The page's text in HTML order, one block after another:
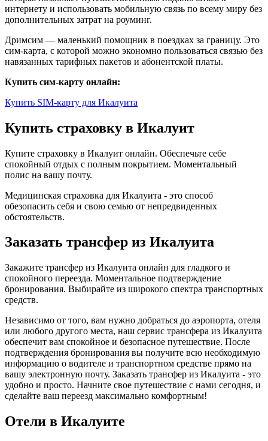
интернету и использовать мобильную связь по всему миру без
дополнительных затрат на роуминг.
Дримсим — маленький помощник в поездках за границу. Это
сим-карта, с которой можно экономно пользоваться связью без
навязанных тарифных пакетов и абонентской платы.
Купить сим-карту онлайн:
Купить SIM-карту для Икалуита
Купить страховку в Икалуит
Купите страховку в Икалуит онлайн. Обеспечьте себе
спокойный отдых с полным покрытием. Моментальный
полис на вашу почту.
Медицинская страховка для Икалуита - это способ
обезопасить себя и свою семью от непредвиденных
обстоятельств.
Заказать трансфер из Икалуита
Закажите трансфер из Икалуита онлайн для гладкого и
спокойного переезда. Моментальное подтверждение
бронирования. Выбирайте из широкого спектра транспортных
средств.
Независимо от того, вам нужно добраться до аэропорта, отеля
или любого другого места, наш сервис трансфера из Икалуита
обеспечит вам спокойное и безопасное путешествие. После
подтверждения бронирования вы получите всю необходимую
информацию о водителе и транспортном средстве прямо на
вашу электронную почту. Заказать трансфер из Икалуита - это
удобно и просто. Начните свое путешествие с нами сегодня, и
сделайте ваш переезд максимально комфортным!
Отели в Икалуите